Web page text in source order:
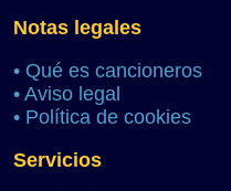
Notas legales
• Qué es cancioneros
• Aviso legal
• Política de cookies
Servicios